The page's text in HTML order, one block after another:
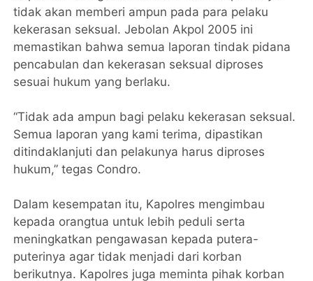
tidak akan memberi ampun pada para pelaku
kekerasan seksual. Jebolan Akpol 2005 ini
memastikan bahwa semua laporan tindak pidana
pencabulan dan kekerasan seksual diproses
sesuai hukum yang berlaku.
“Tidak ada ampun bagi pelaku kekerasan seksual.
Semua laporan yang kami terima, dipastikan
ditindaklanjuti dan pelakunya harus diproses
hukum,” tegas Condro.
Dalam kesempatan itu, Kapolres mengimbau
kepada orangtua untuk lebih peduli serta
meningkatkan pengawasan kepada putera-
puterinya agar tidak menjadi dari korban
berikutnya. Kapolres juga meminta pihak korban